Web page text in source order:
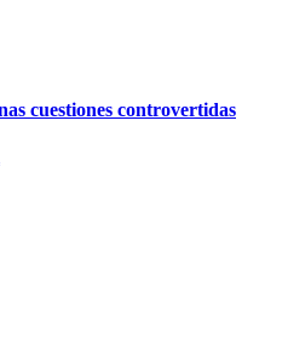
cuestiones controvertidas